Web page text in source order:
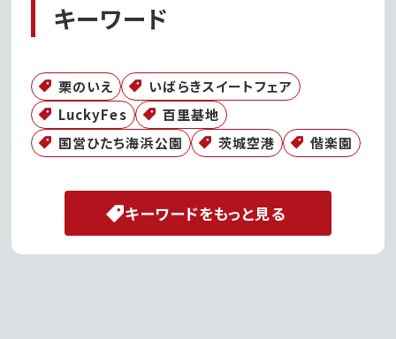
キーワード
栗のいえ
いばらきスイートフェア
LuckyFes
百里基地
国営ひたち海浜公園
茨城空港 偕楽園
キーワードをもっと見る